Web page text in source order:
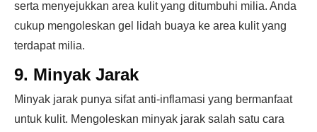
serta menyejukkan area kulit yang ditumbuhi milia. Anda
cukup mengoleskan gel lidah buaya ke area kulit yang
terdapat milia.
9. Minyak Jarak
Minyak jarak punya sifat anti-inflamasi yang bermanfaat
untuk kulit. Mengoleskan minyak jarak salah satu cara